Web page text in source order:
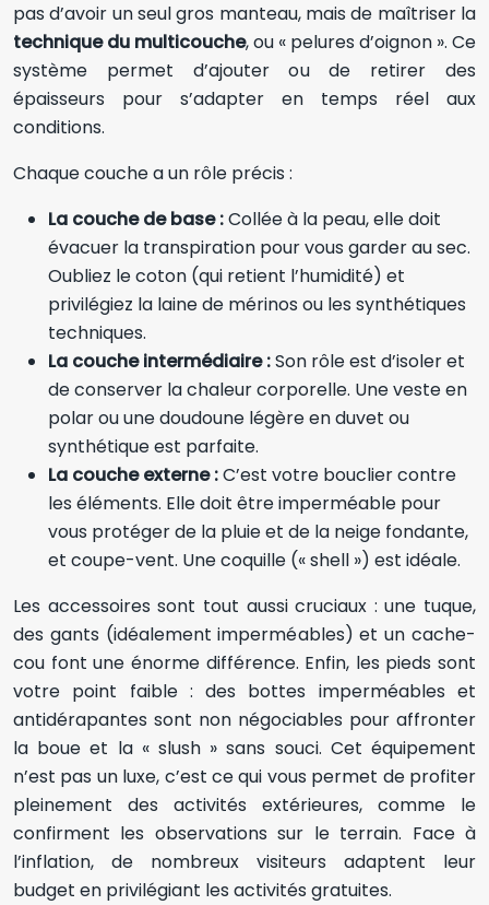
pas d’avoir un seul gros manteau, mais de maîtriser la
technique du multicouche, ou « pelures d’oignon ». Ce
système permet d’ajouter ou de retirer des
épaisseurs pour s’adapter en temps réel aux
conditions.
Chaque couche a un rôle précis :
La couche de base :Collée à la peau, elle doit
évacuer la transpiration pour vous garder au sec.
Oubliez le coton (qui retient l’humidité) et
privilégiez la laine de mérinos ou les synthétiques
techniques.
La couche intermédiaire :Son rôle est d’isoler et
de conserver la chaleur corporelle. Une veste en
polar ou une doudoune légère en duvet ou
synthétique est parfaite.
La couche externe :C’est votre bouclier contre
les éléments. Elle doit être imperméable pour
vous protéger de la pluie et de la neige fondante,
et coupe-vent. Une coquille (« shell ») est idéale.
Les accessoires sont tout aussi cruciaux : une tuque,
des gants (idéalement imperméables) et un cache-
cou font une énorme différence. Enfin, les pieds sont
votre point faible : des bottes imperméables et
antidérapantes sont non négociables pour affronter
la boue et la « slush » sans souci. Cet équipement
n’est pas un luxe, c’est ce qui vous permet de profiter
pleinement des activités extérieures, comme le
confirment les observations sur le terrain. Face à
l’inflation, de nombreux visiteurs adaptent leur
budget en privilégiant les activités gratuites.